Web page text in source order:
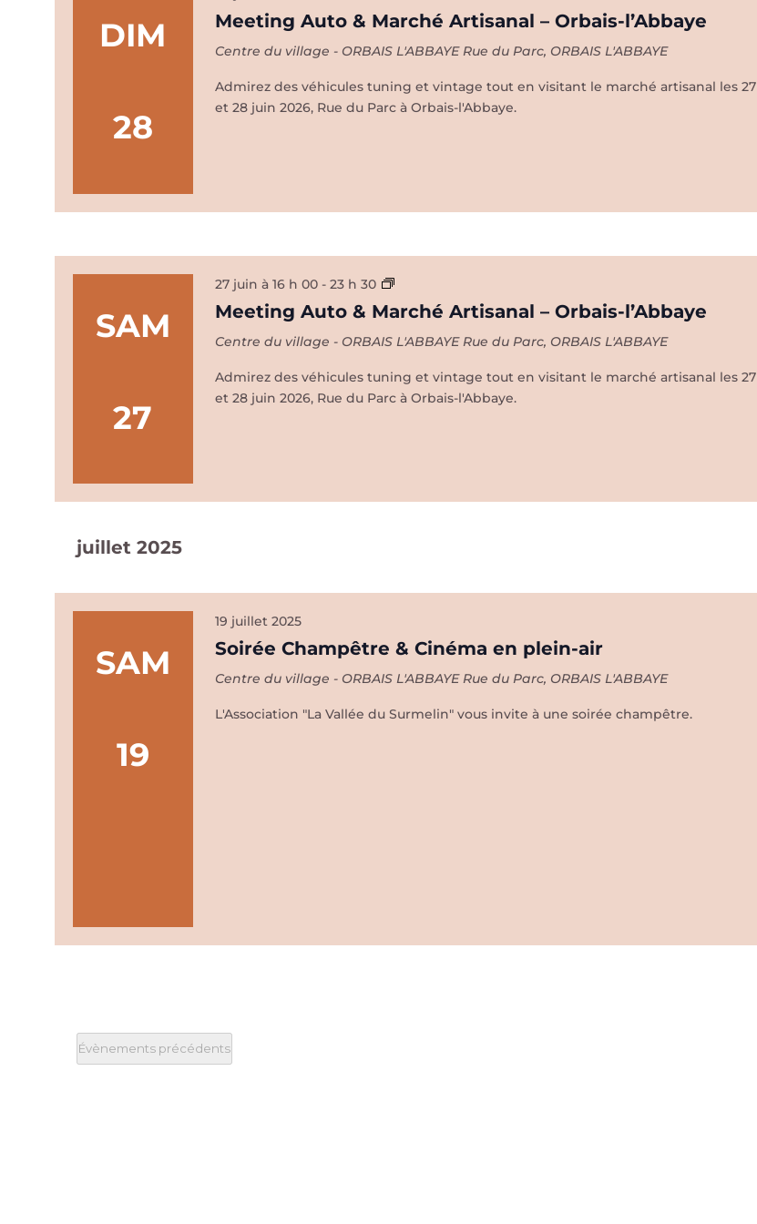
DIM
28
Meeting Auto & Marché Artisanal – Orbais-l’Abbaye
Auto
Marché
Centre du village - ORBAIS L'ABBAYERue du Parc, ORBAIS L'ABBAYE
Admirez des véhicules tuning et vintage tout en visitant le marché artisanal les 27
et 28 juin 2026, Rue du Parc à Orbais-l'Abbaye.
SAM
27
Meeting Auto & Marché Artisanal – Orbais-l’Abbaye
27 juin à 16 h 00- 23 h 30
Meeting
Auto
Marché
Centre du village - ORBAIS L'ABBAYERue du Parc, ORBAIS L'ABBAYE
Admirez des véhicules tuning et vintage tout en visitant le marché artisanal les 27
et 28 juin 2026, Rue du Parc à Orbais-l'Abbaye.
juillet 2025
SAM
19
Soirée Champêtre & Cinéma en plein-air
19 juillet 2025
Centre du village - ORBAIS L'ABBAYERue du Parc, ORBAIS L'ABBAYE
L'Association "La Vallée du Surmelin" vous invite à une soirée champêtre.
Évènements précédents